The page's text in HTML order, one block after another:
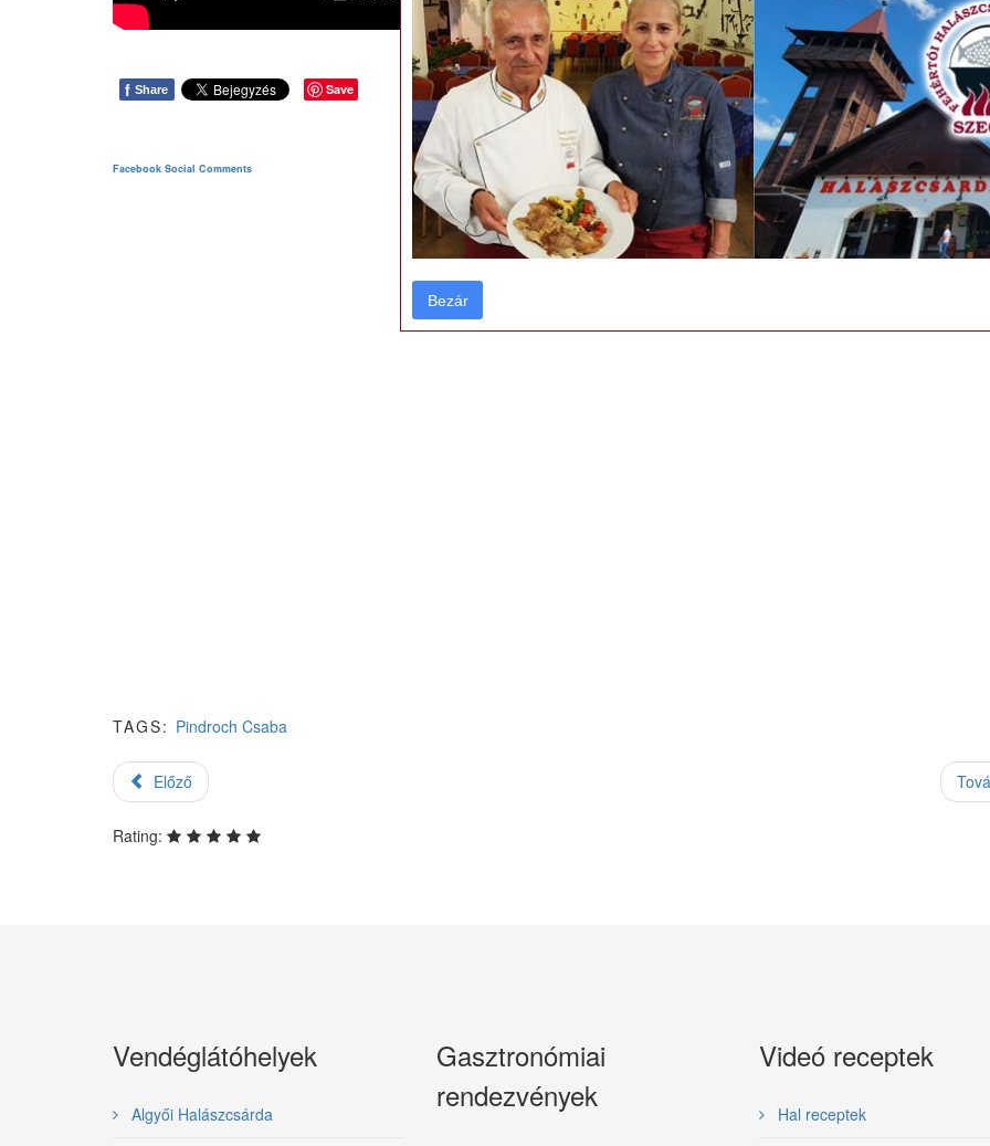
f Share Save
Facebook Social Comments
TAGS: Pindroch Csaba
Előző
Rating:
Vendéglátóhelyek
Algyői Halászcsárda
Gasztronómiai
rendezvények
Videó receptek
Hal receptek
Bezár
Bezár